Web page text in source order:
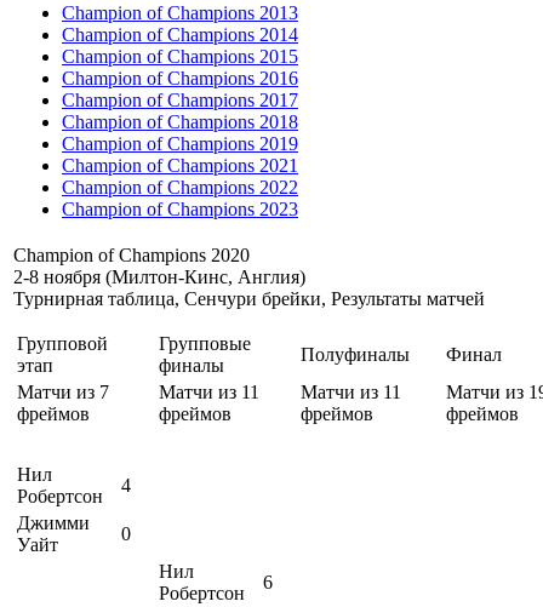
Champion of Champions 2013
Champion of Champions 2014
Champion of Champions 2015
Champion of Champions 2016
Champion of Champions 2017
Champion of Champions 2018
Champion of Champions 2019
Champion of Champions 2021
Champion of Champions 2022
Champion of Champions 2023
Champion of Champions 2020
2-8 ноября (Милтон-Кинс, Англия)
Турнирная таблица, Сенчури брейки, Результаты матчей
Групповой
этап
Групповые
финалы
Полуфиналы
Финал
Матчи из 7
фреймов
Матчи из 11
фреймов
Матчи из 11
фреймов
Матчи из
фреймов
Нил
Робертсон
4
Джимми
Уайт
0
Нил
Робертсон
6